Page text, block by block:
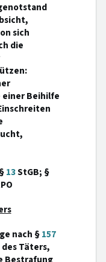
sich
die
Beihilfe
13StGB; §
nach §157
Täters,